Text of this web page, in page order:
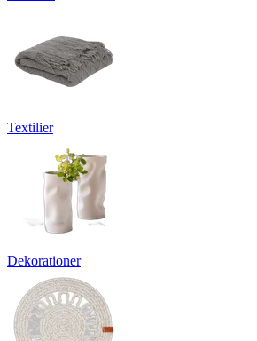
Textilier
Dekorationer